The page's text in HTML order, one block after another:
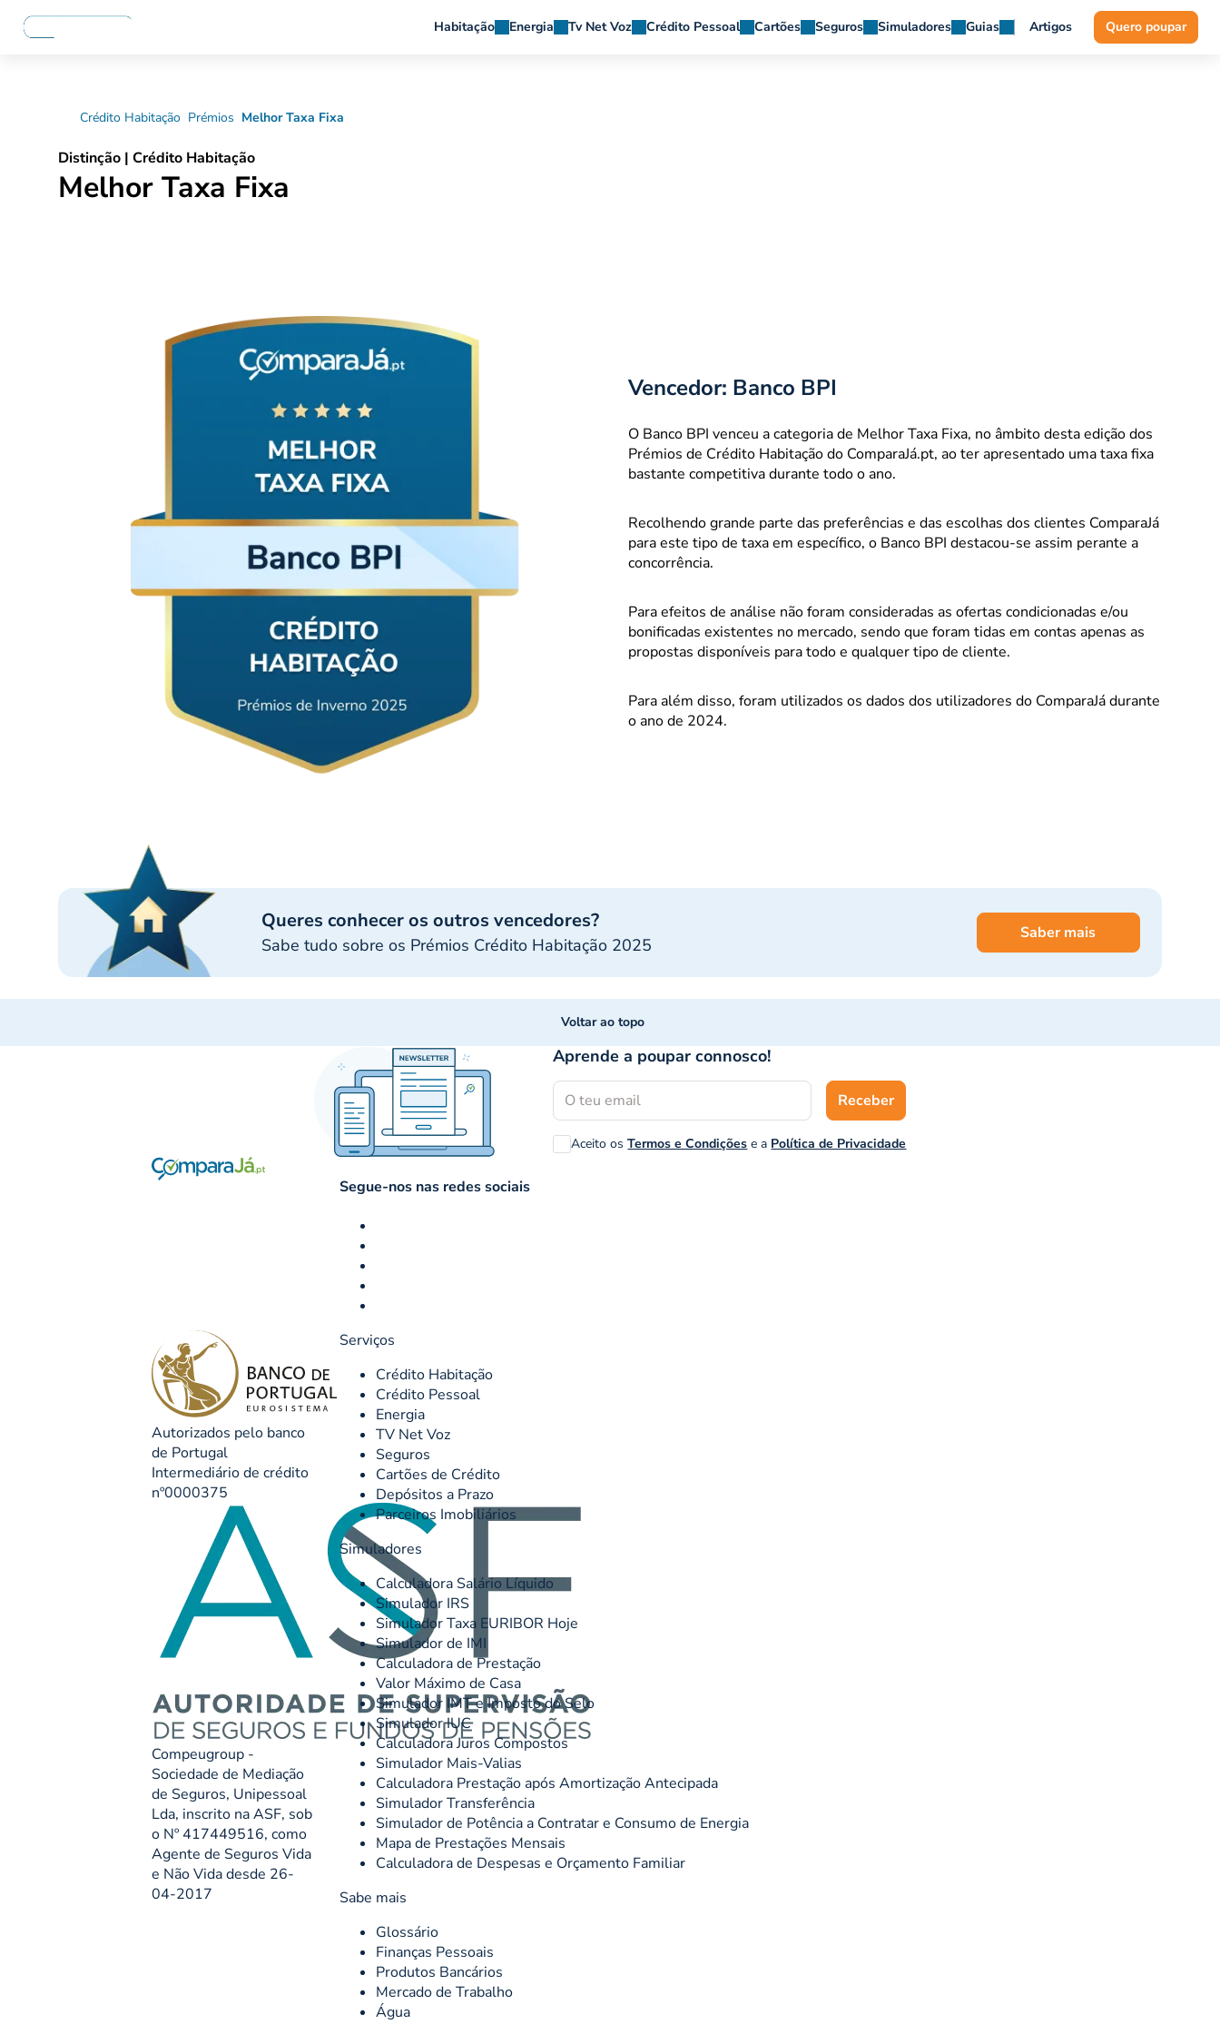
Habitação Energia Tv Net Voz Crédito Pessoal Cartões Seguros Simuladores Guias Artigos Quero poupar
Crédito Habitação Prémios Melhor Taxa Fixa
Distinção | Crédito Habitação
Melhor Taxa Fixa
Vencedor: Banco BPI
O Banco BPI venceu a categoria de Melhor Taxa Fixa, no âmbito desta edição dos
Prémios de Crédito Habitação do ComparaJá.pt, ao ter apresentado uma taxa fixa
bastante competitiva durante todo o ano.
Recolhendo grande parte das preferências e das escolhas dos clientes ComparaJá
para este tipo de taxa em específico, o Banco BPI destacou-se assim perante a
concorrência.
Para efeitos de análise não foram consideradas as ofertas condicionadas e/ou
bonificadas existentes no mercado, sendo que foram tidas em contas apenas as
propostas disponíveis para todo e qualquer tipo de cliente.
Para além disso, foram utilizados os dados dos utilizadores do ComparaJá durante
o ano de 2024.
Queres conhecer os outros vencedores?
Sabe tudo sobre os Prémios Crédito Habitação 2025
Saber mais
Voltar ao topo
Aprende a poupar connosco!
Aceito osTermos e Condições e a Política de Privacidade
Receber
Segue-nos nas redes sociais
Autorizados pelo banco
de Portugal
Intermediário de crédito
nº0000375
Compeugroup -
Sociedade de Mediação
de Seguros, Unipessoal
Lda, inscrito na ASF, sob
o Nº 417449516, como
Agente de Seguros Vida
e Não Vida desde 26-
04-2017
Serviços
Crédito Habitação
Crédito Pessoal
Energia
TV Net Voz
Seguros
Cartões de Crédito
Depósitos a Prazo
Parceiros Imobiliários
Simuladores
Calculadora Salário Líquido
Simulador IRS
Simulador Taxa EURIBOR Hoje
Simulador de IMI
Calculadora de Prestação
Valor Máximo de Casa
Simulador IMT e Imposto do Selo
Simulador IUC
Calculadora Juros Compostos
Simulador Mais-Valias
Calculadora Prestação após Amortização Antecipada
Simulador Transferência
Simulador de Potência a Contratar e Consumo de Energia
Mapa de Prestações Mensais
Calculadora de Despesas e Orçamento Familiar
Sabe mais
Glossário
Finanças Pessoais
Produtos Bancários
Mercado de Trabalho
Água